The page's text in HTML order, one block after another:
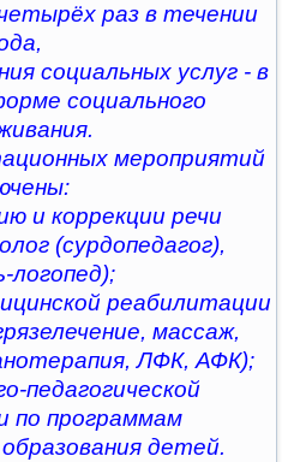
раз в течении
социальных услуг - в
социального
мероприятий
и коррекции речи
(сурдопедагог),
логопед);
реабилитации
массаж,
ЛФК, АФК);
педагогической
по программам
детей.